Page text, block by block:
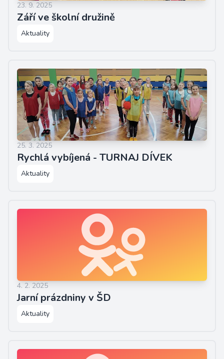
23. 9. 2025
Září ve školní družině
Aktuality
25. 3. 2025
Rychlá vybíjená - TURNAJ DÍVEK
Aktuality
4. 2. 2025
Jarní prázdniny v ŠD
Aktuality